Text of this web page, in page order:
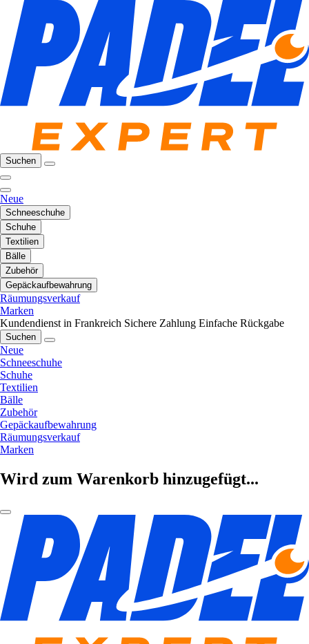
Suchen
Neue
Schneeschuhe
Schuhe
Textilien
Bälle
Zubehör
Gepäckaufbewahrung
Räumungsverkauf
Marken
Kundendienst in Frankreich Sichere Zahlung Einfache Rückgabe
Suchen
Neue
Schneeschuhe
Schuhe
Textilien
Bälle
Zubehör
Gepäckaufbewahrung
Räumungsverkauf
Marken
Wird zum Warenkorb hinzugefügt...